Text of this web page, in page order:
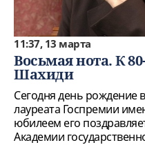
11:37, 13 марта
Восьмая нота. К
Шахиди
Сегодня день рождение
лауреата Госпремии
юбилеем его
Академии